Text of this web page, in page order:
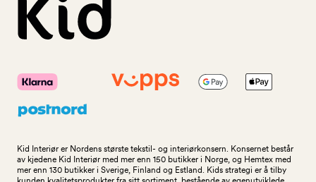
Kid Interiør er Nordens største tekstil- og interiørkonsern. Konsernet består
av kjedene Kid Interiør med mer enn 150 butikker i Norge, og Hemtex med
mer enn 130 butikker i Sverige, Finland og Estland. Kids strategi er å tilby